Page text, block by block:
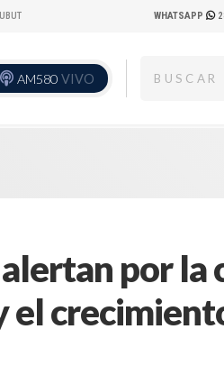
WHATSAPP
AM580 VIVO
por la
el